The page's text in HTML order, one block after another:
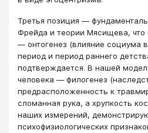
Третья позиция ―
Фрейда и теории Мясищева, что
― онтогенез (влияние социума
период и период раннего
подтверждается. В нашей
человека ― филогенез
предрасположенность к
сломанная рука, а хрупкость
наших измерений,
психофизиологических